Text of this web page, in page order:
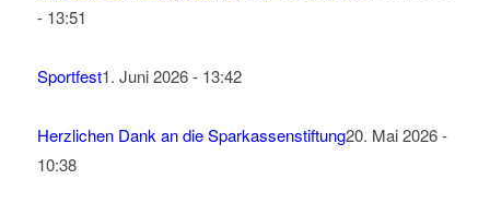
- 13:51
Sportfest1. Juni 2026 - 13:42
Herzlichen Dank an die Sparkassenstiftung20. Mai 2026 -
10:38